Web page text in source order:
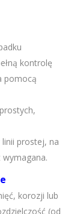
kontrolę
pomocą
prostej, na
wymagana.
korozji lub
(od